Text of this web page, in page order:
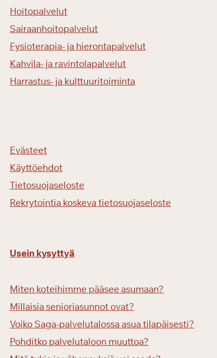
Hoitopalvelut
Sairaanhoitopalvelut
Fysioterapia- ja hierontapalvelut
Kahvila- ja ravintolapalvelut
Harrastus- ja kulttuuritoiminta
Evästeet
Käyttöehdot
Tietosuojaseloste
Rekrytointia koskeva tietosuojaseloste
Usein kysyttyä
Miten koteihimme pääsee asumaan?
Millaisia senioriasunnot ovat?
Voiko Saga-palvelutalossa asua tilapäisesti?
Pohditko palvelutaloon muuttoa?